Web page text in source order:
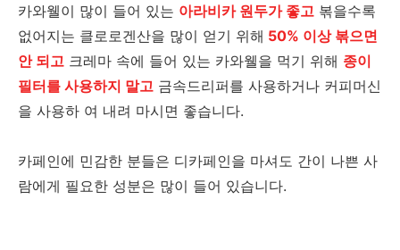
카와웰이 많이 들어 있는 아라비카 원두가 좋고 볶을수록
없어지는 클로로겐산을 많이 얻기 위해 50% 이상 볶으면
안 되고 크레마 속에 들어 있는 카와웰을 먹기 위해 종이
필터를 사용하지 말고 금속드리퍼를 사용하거나 커피머신
을 사용하 여 내려 마시면 좋습니다.
카페인에 민감한 분들은 디카페인을 마셔도 간이 나쁜 사
람에게 필요한 성분은 많이 들어 있습니다.